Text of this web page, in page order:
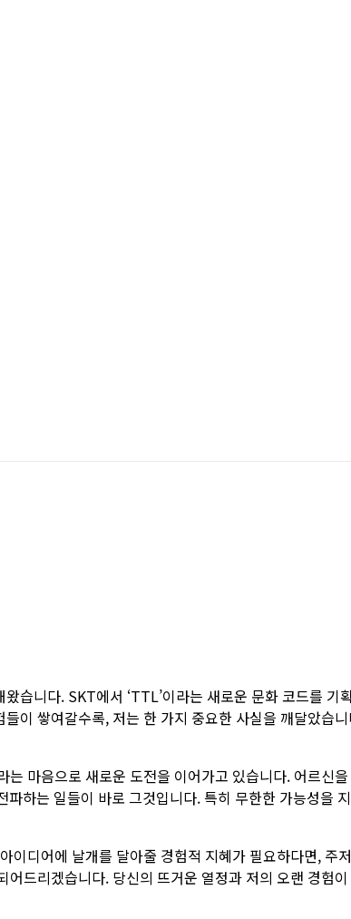
습니다. SKT에서 ‘TTL’이라는 새로운 문화 코드를 기
이 쌓여갈수록, 저는 한 가지 중요한 사실을 깨달았습
마음으로 새로운 도전을 이어가고 있습니다. 어르신
하는 일들이 바로 그것입니다. 특히 무한한 가능성을
이디어에 날개를 달아줄 경험적 지혜가 필요하다면, 주
드리겠습니다. 당신의 뜨거운 열정과 저의 오랜 경험